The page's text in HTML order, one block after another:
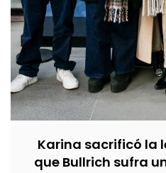
Karina sacrificó la
que Bullrich sufra